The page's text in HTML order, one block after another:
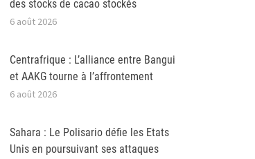
des stocks de cacao stockés
6 août 2026
Centrafrique : L’alliance entre Bangui
et AAKG tourne à l’affrontement
6 août 2026
Sahara : Le Polisario défie les Etats
Unis en poursuivant ses attaques